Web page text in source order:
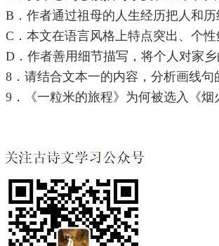
B．作者通过祖母的人生经历把人和
C．本文在语言风格上特点突出、个
D．作者善用细节描写，将个人对家
8．请结合文本一的内容，分析画线句
9．《一粒米的旅程》为何被选入《烟